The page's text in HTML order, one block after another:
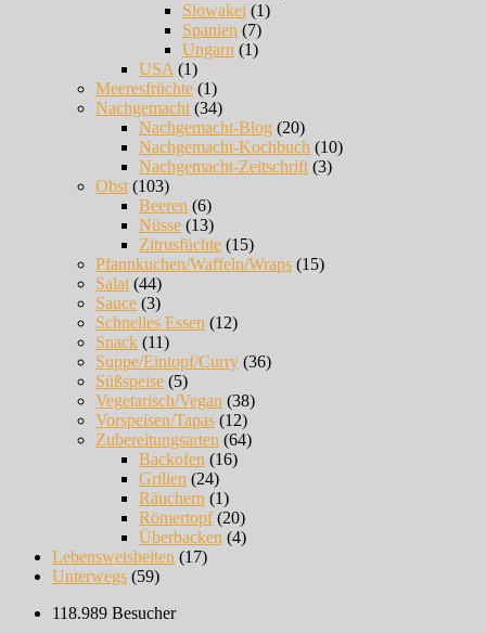
Slowakei (1)
Spanien (7)
Ungarn (1)
USA (1)
Meeresfrüchte (1)
Nachgemacht (34)
Nachgemacht-Blog (20)
Nachgemacht-Kochbuch (10)
Nachgemacht-Zeitschrift (3)
Obst (103)
Beeren (6)
Nüsse (13)
Zitrusfüchte (15)
Pfannkuchen/Waffeln/Wraps (15)
Salat (44)
Sauce (3)
Schnelles Essen (12)
Snack (11)
Suppe/Eintopf/Curry (36)
Süßspeise (5)
Vegetarisch/Vegan (38)
Vorspeisen/Tapas (12)
Zubereitungsarten (64)
Backofen (16)
Grillen (24)
Räuchern (1)
Römertopf(20)
Überbacken (4)
Lebensweisheiten (17)
Unterwegs (59)
118.989 Besucher